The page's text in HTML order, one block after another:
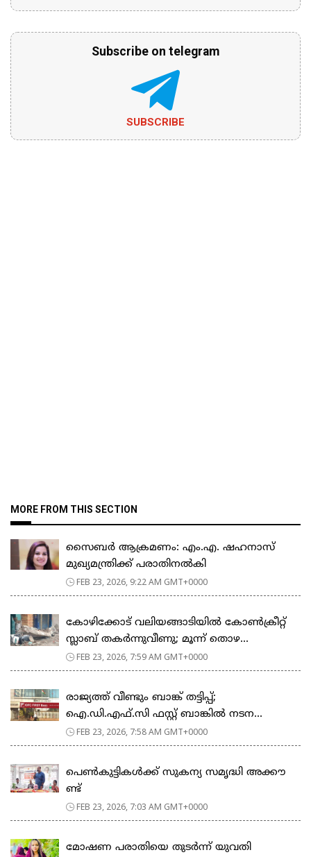
Subscribe on telegram
SUBSCRIBE
MORE FROM THIS SECTION
സൈബർ ആക്രമണം: എം.എ. ഷഹനാസ്
മുഖ്യമന്ത്രിക്ക് പരാതിനൽകി
FEB 23, 2026, 9:22 AM GMT+0000
കോഴിക്കോട് വലിയങ്ങാടിയിൽ കോൺക്രീറ്റ്
സ്ലാബ് തകർന്നുവീണു; മൂന്ന് തൊഴ...
FEB 23, 2026, 7:59 AM GMT+0000
രാജ്യത്ത് വീണ്ടും ബാങ്ക് തട്ടിപ്പ്;
ഐ.ഡി.എഫ്.സി ഫസ്റ്റ് ബാങ്കിൽ നടന...
FEB 23, 2026, 7:58 AM GMT+0000
പെ​ൺ​കു​ട്ടി​ക​ൾ​ക്ക് സു​ക​ന്യ സ​മൃ​ദ്ധി അ​ക്കൗ​
ണ്ട്
FEB 23, 2026, 7:03 AM GMT+0000
മോഷണ പരാതിയെ തുടര്‍ന്ന് യുവതി